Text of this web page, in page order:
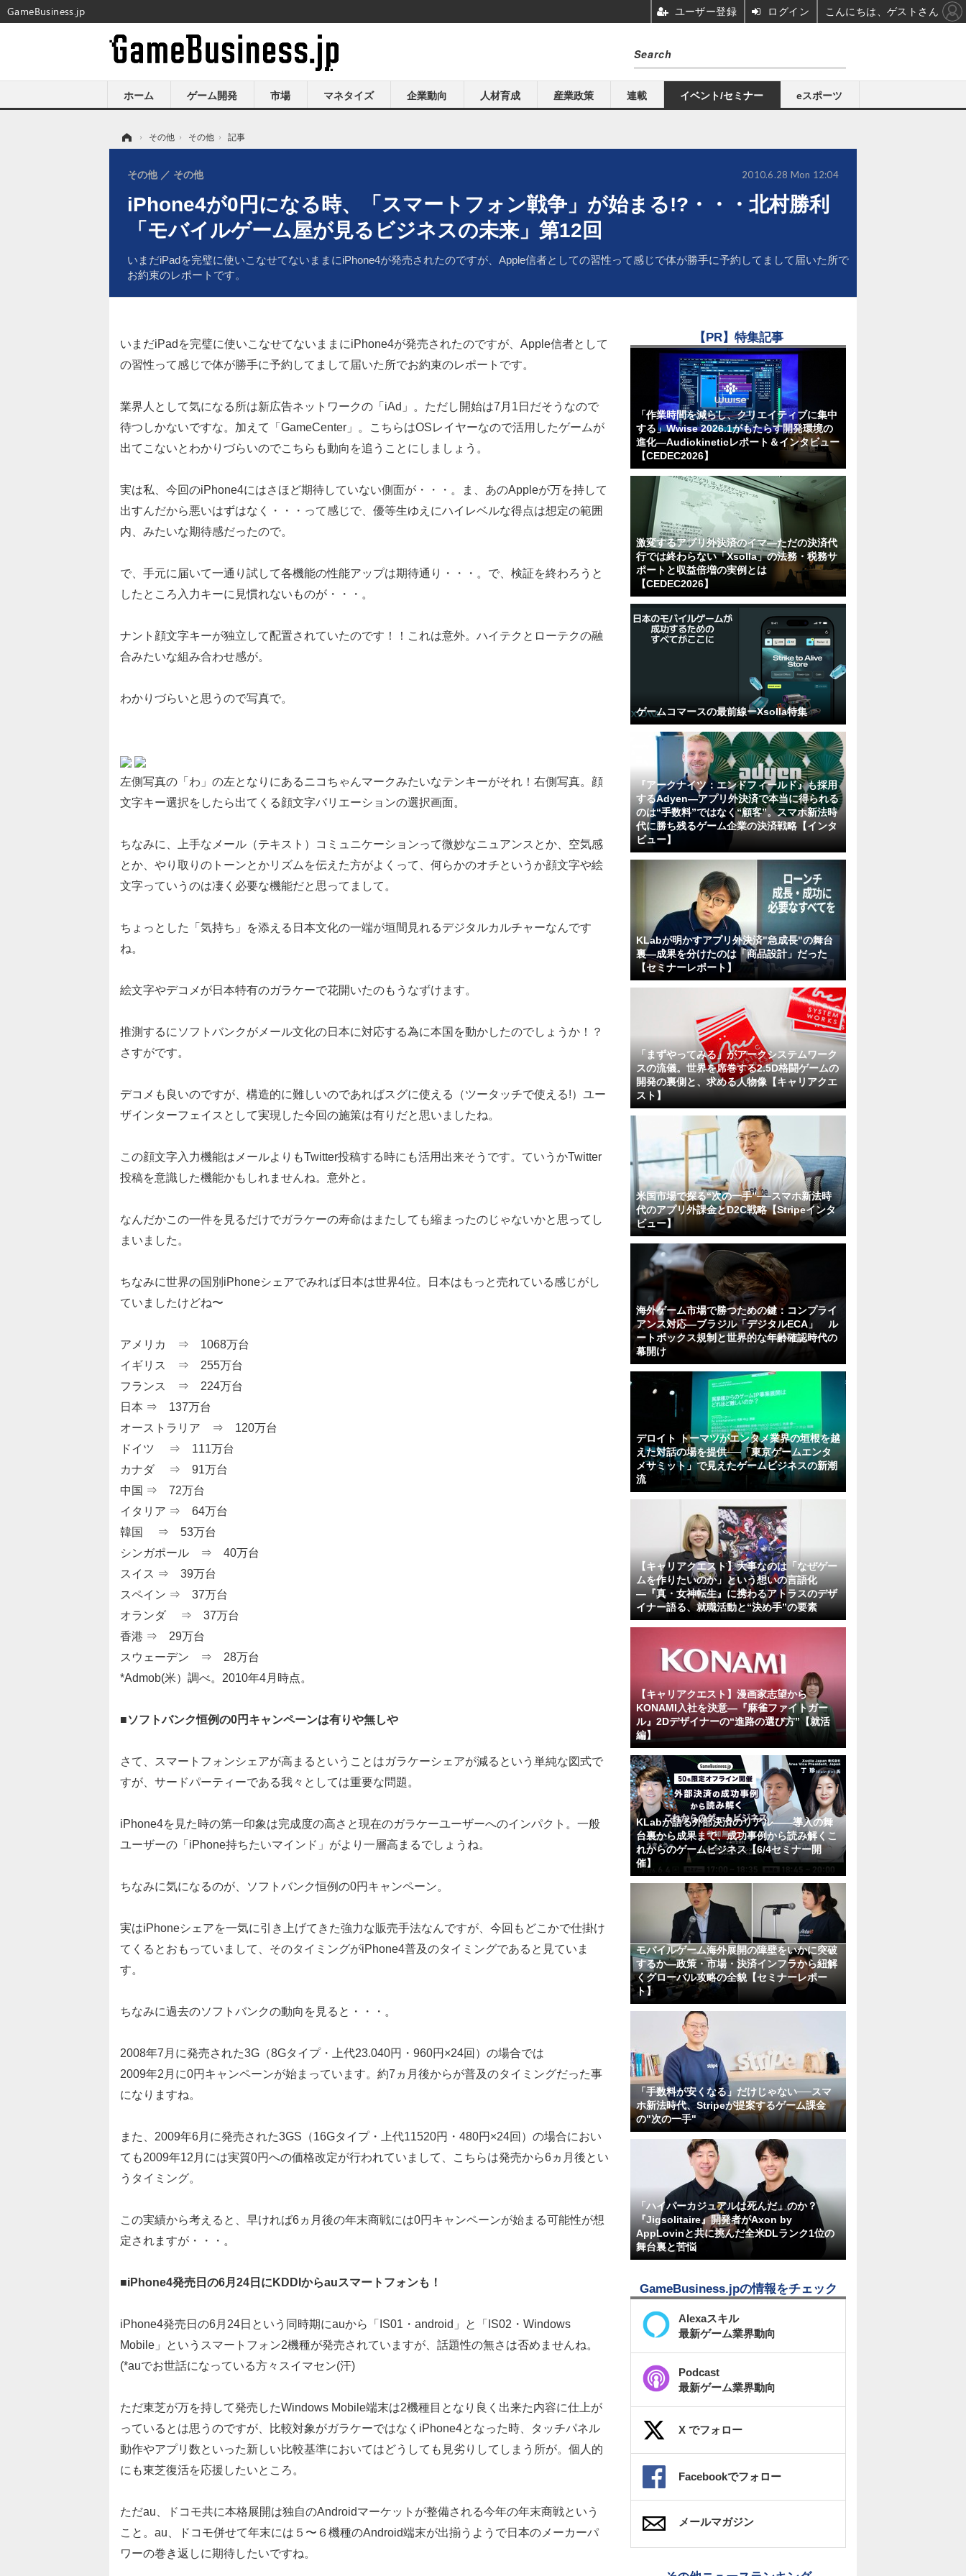
ホーム ゲーム開発 市場 マネタイズ 企業動向 人材育成 産業政策 連載 イベント/セミナー eスポーツ
› その他 › その他 › 記事
iPhone4が0円になる時、「スマートフォン戦争」が始まる!?・・・北村勝利
「モバイルゲーム屋が見るビジネスの未来」第12回
いまだiPadを完璧に使いこなせてないままにiPhone4が発売されたのですが、Apple信者としての習性って感じで体が勝手に予約してまして届いた所で
お約束のレポートです。
その他 その他 2010.6.28 Mon 12:04
いまだiPadを完璧に使いこなせてないままにiPhone4が発売されたのですが、Apple信者として
の習性って感じで体が勝手に予約してまして届いた所でお約束のレポートです。
業界人として気になる所は新広告ネットワークの「iAd」。ただし開始は7月1日だそうなので
待つしかないですな。加えて「GameCenter」。こちらはOSレイヤーなので活用したゲームが
出てこないとわかりづらいのでこちらも動向を追うことにしましょう。
実は私、今回のiPhone4にはさほど期待していない側面が・・・。ま、あのAppleが万を持して
出すんだから悪いはずはなく・・・って感じで、優等生ゆえにハイレベルな得点は想定の範囲
内、みたいな期待感だったので。
で、手元に届いて一通り試して各機能の性能アップは期待通り・・・。で、検証を終わろうと
したところ入力キーに見慣れないものが・・・。
ナント顔文字キーが独立して配置されていたのです！！これは意外。ハイテクとローテクの融
合みたいな組み合わせ感が。
わかりづらいと思うので写真で。
左側写真の「わ」の左となりにあるニコちゃんマークみたいなテンキーがそれ！右側写真。顔
文字キー選択をしたら出てくる顔文字バリエーションの選択画面。
ちなみに、上手なメール（テキスト）コミュニケーションって微妙なニュアンスとか、空気感
とか、やり取りのトーンとかリズムを伝えた方がよくって、何らかのオチというか顔文字や絵
文字っていうのは凄く必要な機能だと思ってまして。
ちょっとした「気持ち」を添える日本文化の一端が垣間見れるデジタルカルチャーなんです
ね。
絵文字やデコメが日本特有のガラケーで花開いたのもうなずけます。
推測するにソフトバンクがメール文化の日本に対応する為に本国を動かしたのでしょうか！？
さすがです。
デコメも良いのですが、構造的に難しいのであればスグに使える（ツータッチで使える!）ユー
ザインターフェイスとして実現した今回の施策は有りだと思いましたね。
この顔文字入力機能はメールよりもTwitter投稿する時にも活用出来そうです。ていうかTwitter
投稿を意識した機能かもしれませんね。意外と。
なんだかこの一件を見るだけでガラケーの寿命はまたしても縮まったのじゃないかと思ってし
まいました。
ちなみに世界の国別iPhoneシェアでみれば日本は世界4位。日本はもっと売れている感じがし
ていましたけどね〜
アメリカ ⇒ 1068万台
イギリス ⇒ 255万台
フランス ⇒ 224万台
日本 ⇒ 137万台
オーストラリア ⇒ 120万台
ドイツ ⇒ 111万台
カナダ ⇒ 91万台
中国 ⇒ 72万台
イタリア ⇒ 64万台
韓国 ⇒ 53万台
シンガポール ⇒ 40万台
スイス ⇒ 39万台
スペイン ⇒ 37万台
オランダ ⇒ 37万台
香港 ⇒ 29万台
スウェーデン ⇒ 28万台
*Admob(米）調べ。2010年4月時点。
■ソフトバンク恒例の0円キャンペーンは有りや無しや
さて、スマートフォンシェアが高まるということはガラケーシェアが減るという単純な図式で
すが、サードパーティーである我々としては重要な問題。
iPhone4を見た時の第一印象は完成度の高さと現在のガラケーユーザーへのインパクト。一般
ユーザーの「iPhone持ちたいマインド」がより一層高まるでしょうね。
ちなみに気になるのが、ソフトバンク恒例の0円キャンペーン。
実はiPhoneシェアを一気に引き上げてきた強力な販売手法なんですが、今回もどこかで仕掛け
てくるとおもっていまして、そのタイミングがiPhone4普及のタイミングであると見ていま
す。
ちなみに過去のソフトバンクの動向を見ると・・・。
2008年7月に発売された3G（8Gタイプ・上代23.040円・960円×24回）の場合では
2009年2月に0円キャンペーンが始まっています。約7ヵ月後からが普及のタイミングだった事
になりますね。
また、2009年6月に発売された3GS（16Gタイプ・上代11520円・480円×24回）の場合におい
ても2009年12月には実質0円への価格改定が行われていまして、こちらは発売から6ヵ月後とい
うタイミング。
この実績から考えると、早ければ6ヵ月後の年末商戦には0円キャンペーンが始まる可能性が想
定されますが・・・。
■iPhone4発売日の6月24日にKDDIからauスマートフォンも！
iPhone4発売日の6月24日という同時期にauから「IS01・android」と「IS02・Windows
Mobile」というスマートフォン2機種が発売されていますが、話題性の無さは否めませんね。
(*auでお世話になっている方々スイマセン(汗)
ただ東芝が万を持して発売したWindows Mobile端末は2機種目となり良く出来た内容に仕上が
っているとは思うのですが、比較対象がガラケーではなくiPhone4となった時、タッチパネル
動作やアプリ数といった新しい比較基準においてはどうしても見劣りしてしまう所が。個人的
にも東芝復活を応援したいところ。
ただau、ドコモ共に本格展開は独自のAndroidマーケットが整備される今年の年末商戦という
こと。au、ドコモ併せて年末には５〜６機種のAndroid端末が出揃うようで日本のメーカーパ
ワーの巻き返しに期待したいですね。
【PR】特集記事
「作業時間を減らし、クリエイティブに集中
する」Wwise 2026.1がもたらす開発環境の
進化―Audiokineticレポート＆インタビュー
【CEDEC2026】
激変するアプリ外決済のイマ―ただの決済代
行では終わらない「Xsolla」の法務・税務サ
ポートと収益倍増の実例とは
【CEDEC2026】
ゲームコマースの最前線ーXsolla特集
『アークナイツ：エンドフィールド』も採用
するAdyen―アプリ外決済で本当に得られる
のは“手数料”ではなく“顧客”。スマホ新法時
代に勝ち残るゲーム企業の決済戦略【インタ
ビュー】
KLabが明かすアプリ外決済"急成長"の舞台
裏―成果を分けたのは「商品設計」だった
【セミナーレポート】
「まずやってみる」がアークシステムワーク
スの流儀。世界を席巻する2.5D格闘ゲームの
開発の裏側と、求める人物像【キャリアクエ
スト】
米国市場で探る“次の一手”──スマホ新法時
代のアプリ外課金とD2C戦略【Stripeインタ
ビュー】
海外ゲーム市場で勝つための鍵：コンプライ
アンス対応—ブラジル「デジタルECA」 ル
ートボックス規制と世界的な年齢確認時代の
幕開け
デロイト トーマツがエンタメ業界の垣根を越
えた対話の場を提供──「東京ゲームエンタ
メサミット」で見えたゲームビジネスの新潮
流
【キャリアクエスト】大事なのは「なぜゲー
ムを作りたいのか」という想いの言語化
―『真・女神転生』に携わるアトラスのデザ
イナー語る、就職活動と“決め手”の要素
【キャリアクエスト】漫画家志望から
KONAMI入社を決意―『麻雀ファイトガー
ル』2Dデザイナーの“進路の選び方”【就活
編】
KLabが語る外部決済のリアル――導入の舞
台裏から成果まで、成功事例から読み解くこ
れからのゲームビジネス【6/4セミナー開
催】
モバイルゲーム海外展開の障壁をいかに突破
するか―政策・市場・決済インフラから紐解
くグローバル攻略の全貌【セミナーレポー
ト】
「手数料が安くなる」だけじゃない──スマ
ホ新法時代、Stripeが提案するゲーム課金
の"次の一手"
「ハイパーカジュアルは死んだ」のか？
『Jigsolitaire』開発者がAxon by
AppLovinと共に挑んだ全米DLランク1位の
舞台裏と苦悩
GameBusiness.jpの情報をチェック
Alexaスキル
最新ゲーム業界動向
Podcast
最新ゲーム業界動向
X でフォロー
Facebookでフォロー
メールマガジン
GameBusiness.jp ユーザー登録 ログイン こんにちは、ゲストさん